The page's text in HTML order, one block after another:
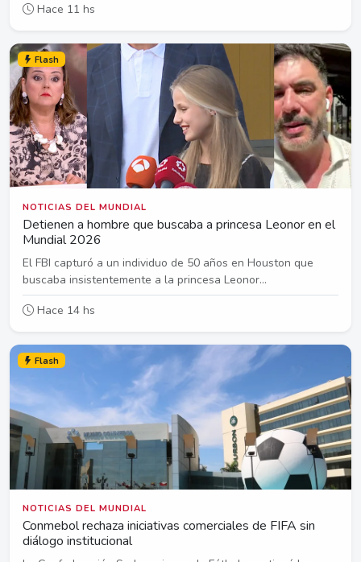
Hace 11 hs
Flash
NOTICIAS DEL MUNDIAL
Detienen a hombre que buscaba a princesa Leonor en el
Mundial 2026
El FBI capturó a un individuo de 50 años en Houston que
buscaba insistentemente a la princesa Leonor...
Hace 14 hs
Flash
NOTICIAS DEL MUNDIAL
Conmebol rechaza iniciativas comerciales de FIFA sin
diálogo institucional